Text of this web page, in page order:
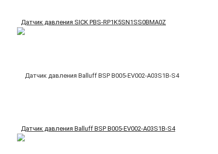
Датчик давления SICK PBS-RP1K5SN1SS0BMA0Z
Датчик давления Balluff BSP B005-EV002-A03S1B-S4